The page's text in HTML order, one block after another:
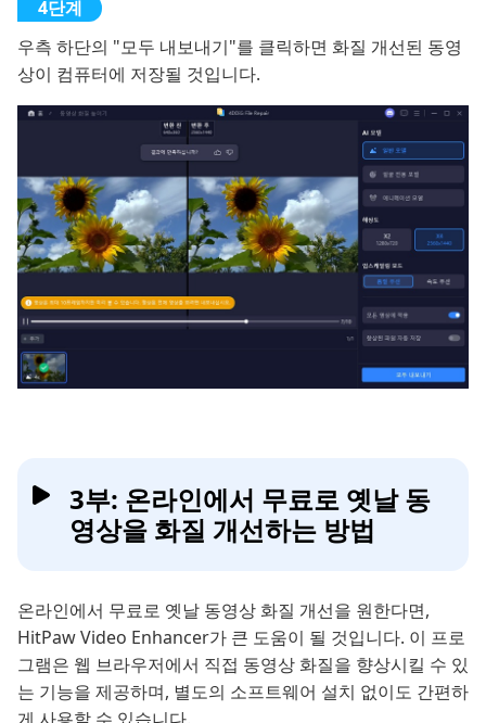
우측 하단의 "모두 내보내기"를 클릭하면 화질 개선된 동영
상이 컴퓨터에 저장될 것입니다.
3부: 온라인에서 무료로 옛날 동
영상을 화질 개선하는 방법
온라인에서 무료로 옛날 동영상 화질 개선을 원한다면,
HitPaw Video Enhancer가 큰 도움이 될 것입니다. 이 프로
그램은 웹 브라우저에서 직접 동영상 화질을 향상시킬 수 있
는 기능을 제공하며, 별도의 소프트웨어 설치 없이도 간편하